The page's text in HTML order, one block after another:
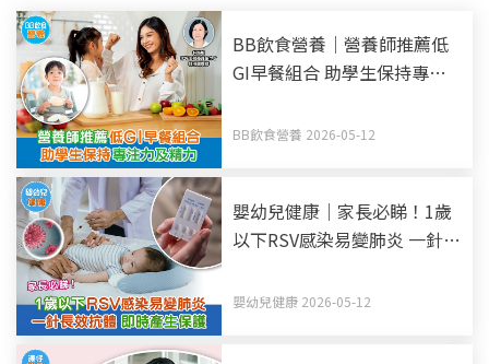
BB飲食營養｜營養師推薦低
GI早餐組合 助學生保持專注
BB飲食營養 2026-05-12
嬰幼兒健康｜家長必睇！1歲
以下RSV感染易變肺炎 一針長
嬰幼兒健康 2026-05-12